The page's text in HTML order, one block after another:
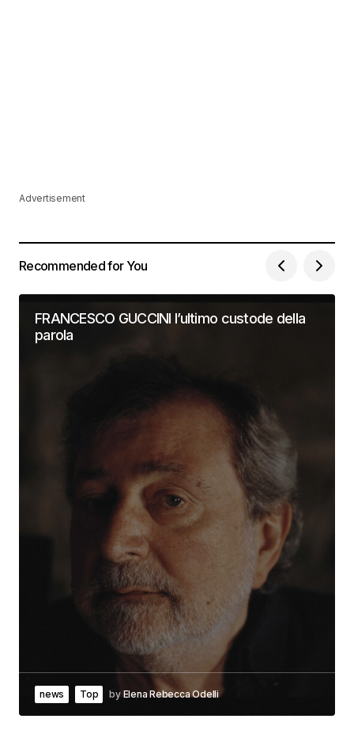
Advertisement
Recommended for You
FRANCESCO GUCCINI l’ultimo custode della
parola
news Top by Elena Rebecca Odelli